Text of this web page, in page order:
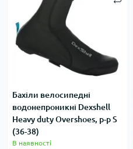
Бахіли велосипедні
водонепроникні Dexshell
Heavy duty Overshoes, р-р S
(36-38)
В наявності